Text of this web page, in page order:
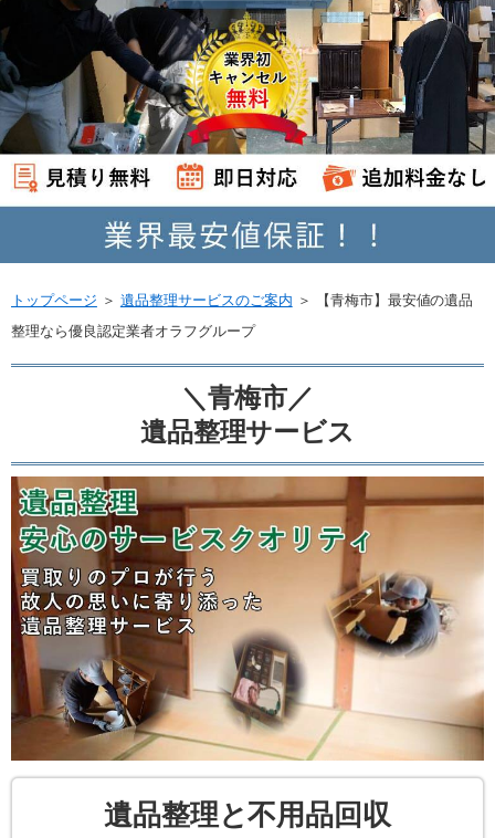
トップページ ＞ 遺品整理サービスのご案内 ＞
【青梅市】最安値の遺品
整理なら優良認定業者オラフグループ
＼青梅市／
遺品整理サービス
遺品整理と不用品回収